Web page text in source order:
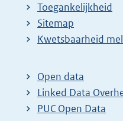
Toegankelijkheid
Sitemap
E
t
e
r
Kwetsbaarheid
Open data
Linked Data
PUC Open Data